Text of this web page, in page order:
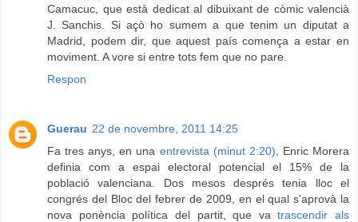
Camacuc, que està dedicat al dibuixant de còmic valencià
J. Sanchis. Si açò ho sumem a que tenim un diputat a
Madrid, podem dir, que aquest país comença a estar en
moviment. A vore si entre tots fem que no pare.
Respon
Guerau 22 de novembre, 2011 14:25
Fa tres anys, en una entrevista (minut 2:20) , Enric Morera
definia com a espai electoral potencial el 15% de la
població valenciana. Dos mesos després tenia lloc el
congrés del Bloc del febrer de 2009, en el qual s'aprovà la
nova ponència política del partit, que vatrascendir als